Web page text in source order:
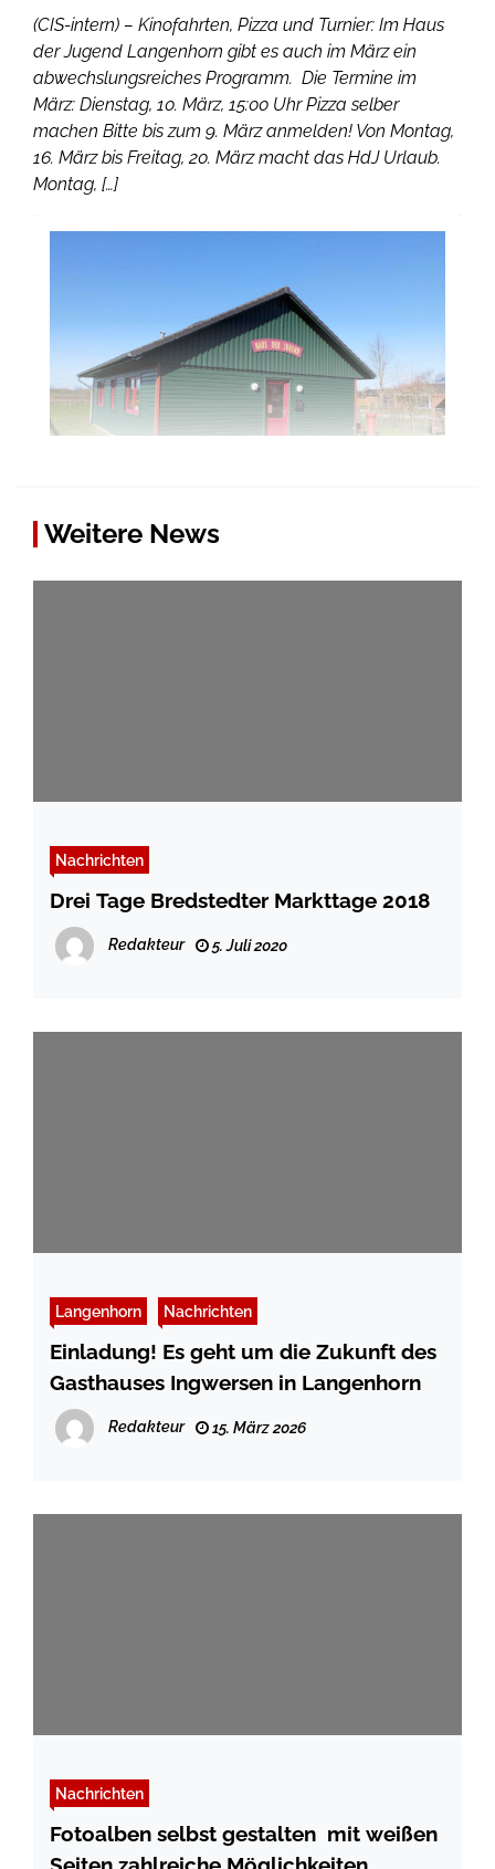
(CIS-intern) – Kinofahrten, Pizza und Turnier: Im Haus
der Jugend Langenhorn gibt es auch im März ein
abwechslungsreiches Programm. Die Termine im
März: Dienstag, 10. März, 15:00 Uhr Pizza selber
machen Bitte bis zum 9. März anmelden! Von Montag,
16. März bis Freitag, 20. März macht das HdJ Urlaub.
Montag, […]
Weitere News
Nachrichten
Drei Tage Bredstedter Markttage 2018
Redakteur 5. Juli 2020
Langenhorn Nachrichten
Einladung! Es geht um die Zukunft des
Gasthauses Ingwersen in Langenhorn
Redakteur 15. März 2026
Nachrichten
Fotoalben selbst gestalten  mit weißen